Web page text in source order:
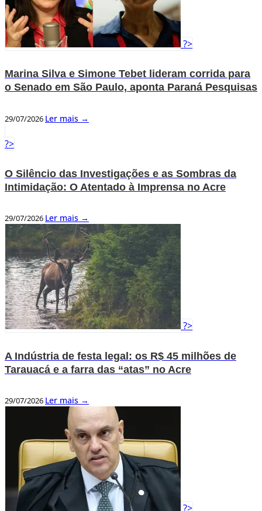
?>
Marina Silva e Simone Tebet lideram corrida para
o Senado em São Paulo, aponta Paraná Pesquisas
29/07/2026 Ler mais →
?>
O Silêncio das Investigações e as Sombras da
Intimidação: O Atentado à Imprensa no Acre
29/07/2026 Ler mais →
?>
A Indústria de festa legal: os R$ 45 milhões de
Tarauacá e a farra das “atas” no Acre
29/07/2026 Ler mais →
?>